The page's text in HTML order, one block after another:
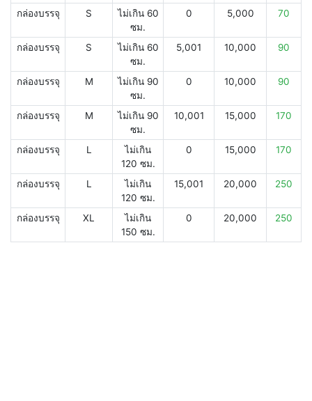
กล่องบรรจุ S
ไม่เกิน 60
ซม.
0 5,000 70
กล่องบรรจุ S
ไม่เกิน 60
ซม.
5,001 10,000 90
กล่องบรรจุ M
ไม่เกิน 90
ซม.
0 10,000 90
กล่องบรรจุ M
ไม่เกิน 90
ซม.
10,001 15,000 170
กล่องบรรจุ L
ไม่เกิน
120 ซม.
0 15,000 170
กล่องบรรจุ L
ไม่เกิน
120 ซม.
15,001 20,000 250
กล่องบรรจุ XL
ไม่เกิน
150 ซม.
0 20,000 250